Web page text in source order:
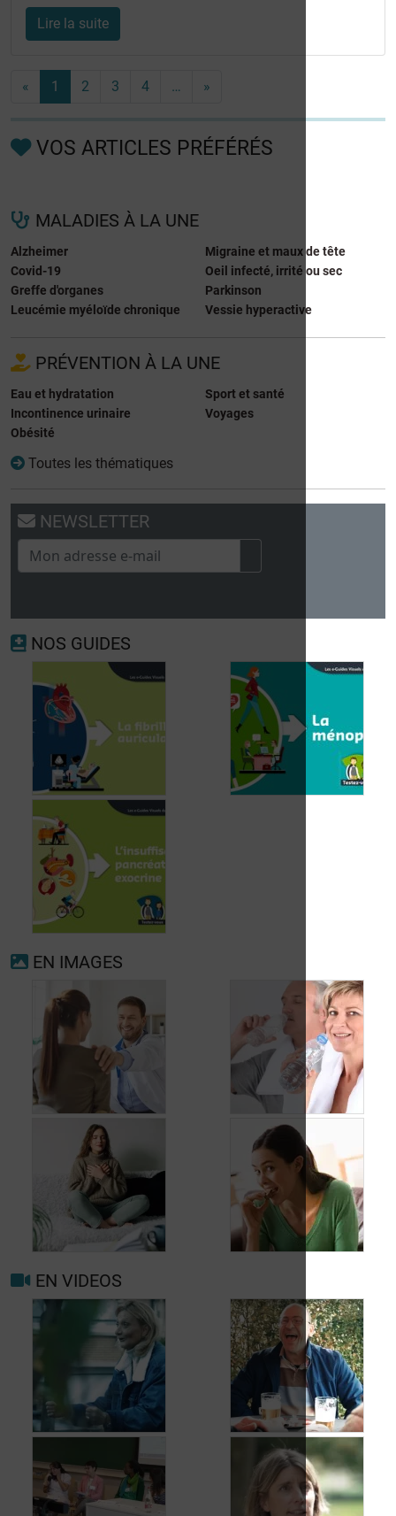
Lire la suite
« 1 2 3 4 … »
VOS ARTICLES PRÉFÉRÉS
MALADIES À LA UNE
Alzheimer
Covid-19
Greffe d'organes
Leucémie myéloïde chronique
Migraine et maux de tête
Oeil infecté, irrité ou sec
Parkinson
Vessie hyperactive
PRÉVENTION À LA UNE
Eau et hydratation
Incontinence urinaire
Obésité
Sport et santé
Voyages
Toutes les thématiques
NEWSLETTER
NOS GUIDES
Fibrillation
auriculaire
Insuffisance
pancréatique
exocrine
EN IMAGES
Quand consulter à
nouveau pour
migraine ou maux de
tête?
Prévenir les maux de
tête au jour le jour
Mieux vivre avec la
migraine au
quotidien
Facteurs
déclenchants et de
risque migraine et
maux de tête
EN VIDEOS
Carole, 55 ans, a
Jean, 58 ans,
profite de la vie